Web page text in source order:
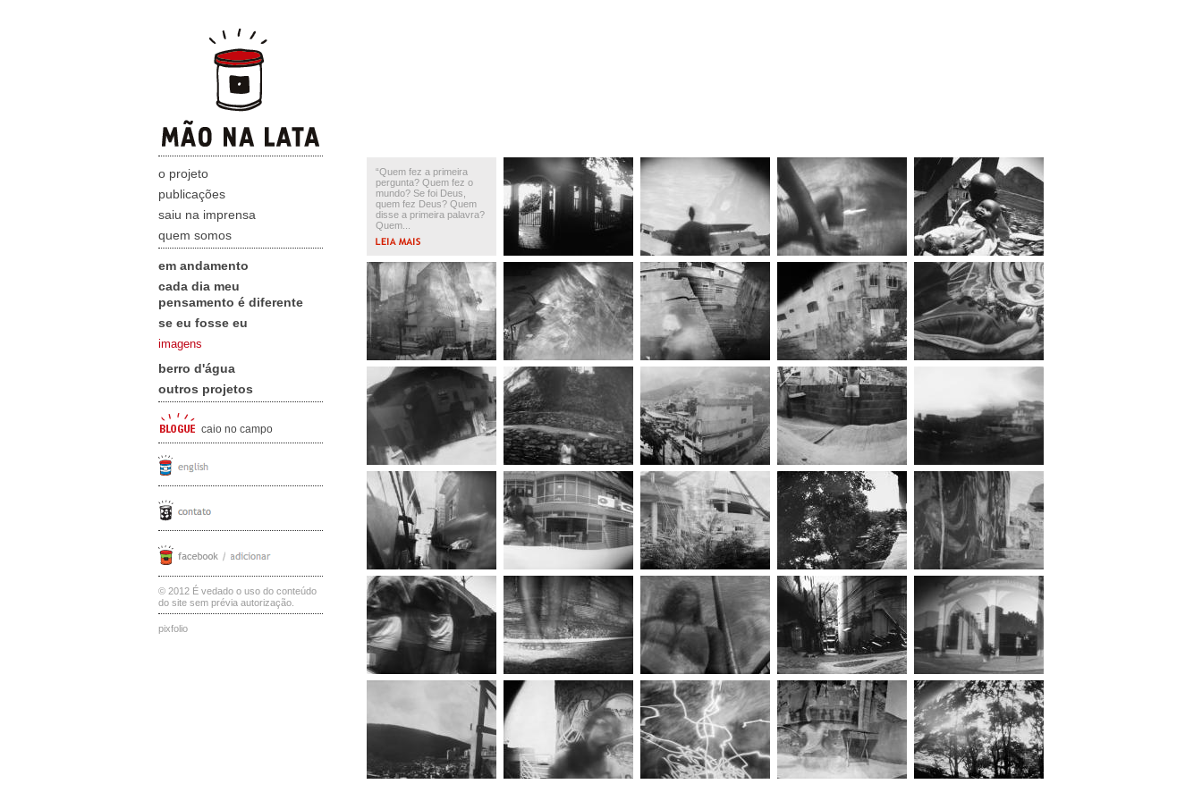
o projeto
publicações
saiu na imprensa
quem somos
em andamento
cada dia meu
pensamento é diferente
se eu fosse eu
imagens
berro d'água
outros projetos
caio no campo
© 2012 É vedado o uso do conteúdo
do site sem prévia autorização.
pixfolio
“Quem fez a primeira
pergunta? Quem fez o
mundo? Se foi Deus,
quem fez Deus? Quem
disse a primeira palavra?
Quem...